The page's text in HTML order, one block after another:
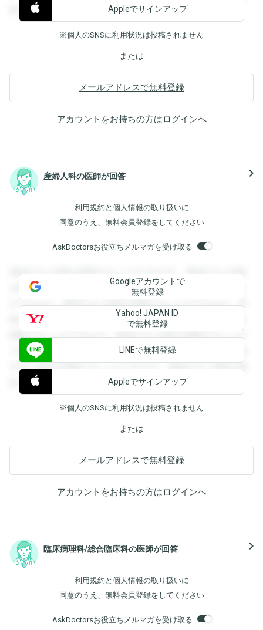
覧することができます。
Appleでサインアップ
※個人のSNSに利用状況は投稿されません
または
メールアドレスで無料登録
アカウントをお持ちの方はログインへ
産婦人科の医師が回答 navigate_next
利用規約 と 個人情報の取り扱いに
同意のうえ、無料会員登録をしてください
AskDoctorsお役立ちメルマガを受け取る
登録すると回答を閲覧することができます。登録すると回答
を閲覧することができます。登録すると回答を閲覧すること
ができます。登録すると回答を閲覧することができます。登
録すると回答を閲覧することができます。登録すると回答を
閲覧することができます。登録すると回答を閲覧することが
できます。登録すると回答を閲覧することができます。登録
すると回答を閲覧することができます。登録すると回答を閲
覧することができます。
Googleアカウントで
無料登録
Yahoo! JAPAN ID
で無料登録
LINEで無料登録
Appleでサインアップ
※個人のSNSに利用状況は投稿されません
または
メールアドレスで無料登録
アカウントをお持ちの方はログインへ
臨床病理科/総合臨床科の医師が回答 navigate_next
利用規約 と 個人情報の取り扱いに
同意のうえ、無料会員登録をしてください
AskDoctorsお役立ちメルマガを受け取る